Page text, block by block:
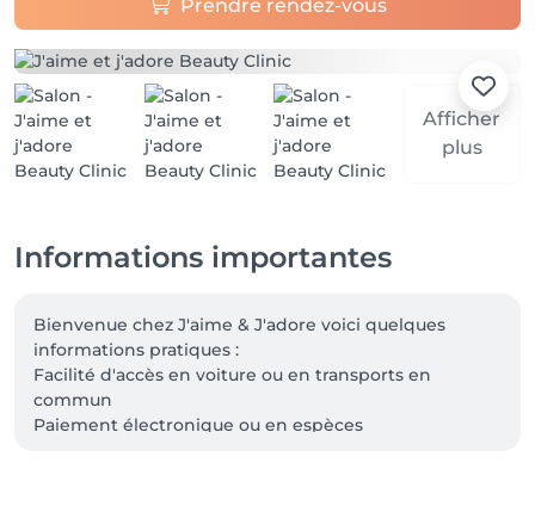
Prendre rendez-vous
Afficher
plus
Informations importantes
Bienvenue chez J'aime & J'adore voici quelques
informations pratiques :
Facilité d'accès en voiture ou en transports en
commun
Paiement électronique ou en espèces